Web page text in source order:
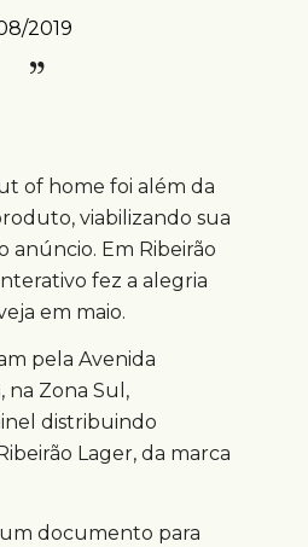
2019
of home foi além da
viabilizando sua
anúncio. Em Ribeirão
fez a alegria
em maio.
pela Avenida
na Zona Sul,
distribuindo
Lager, da marca
documento para